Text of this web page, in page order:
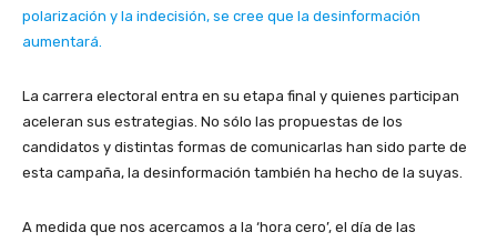
polarización y la indecisión, se cree que la desinformación
aumentará.
La carrera electoral entra en su etapa final y quienes participan
aceleran sus estrategias. No sólo las propuestas de los
candidatos y distintas formas de comunicarlas han sido parte de
esta campaña, la desinformación también ha hecho de la suyas.
A medida que nos acercamos a la ‘hora cero’, el día de las